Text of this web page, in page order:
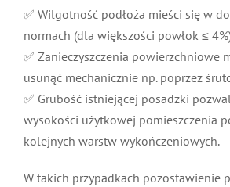
✅ Wilgotność podłoża mieści się w
normach (dla większości powłok ≤
✅ Zanieczyszczenia powierzchniowe
usunąć mechanicznie np. poprzez
✅ Grubość istniejącej posadzki
wysokości użytkowej pomieszczenia
kolejnych warstw wykończeniowych.
W takich przypadkach pozostawienie